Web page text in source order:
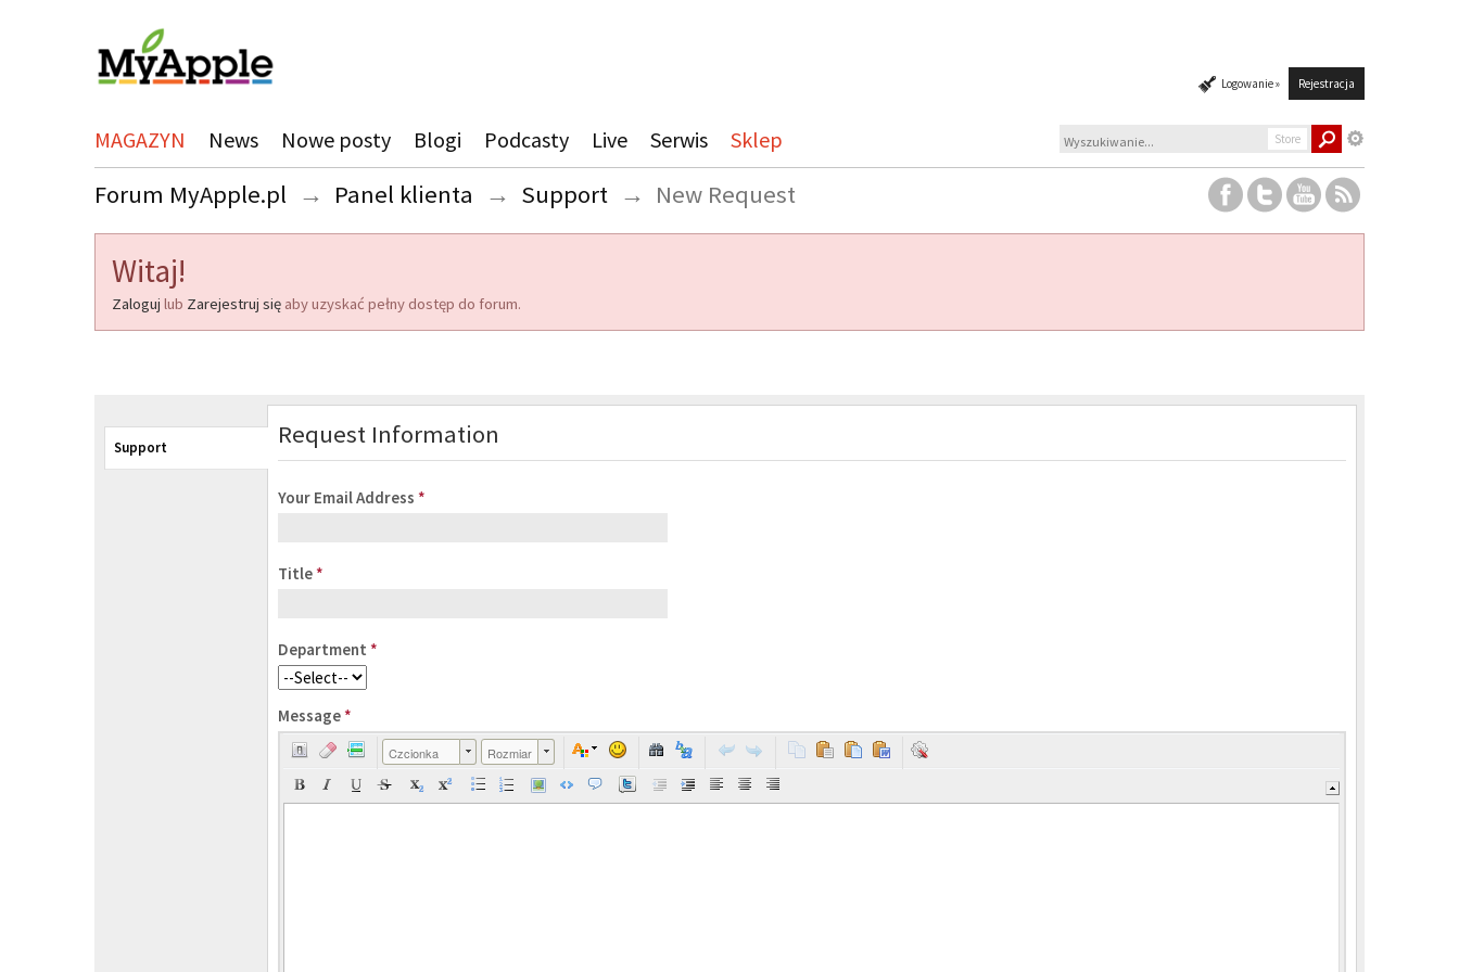
Logowanie » Rejestracja
MAGAZYN News Nowe posty Blogi Podcasty Live Serwis Sklep Store
Forum MyApple.pl → Panel klienta → Support → New Request
Witaj!
Zaloguj lub Zarejestruj się aby uzyskać pełny dostęp do forum.
Support Request Information
Your Email Address *
Title *
Department *
Message *
Czcionka Rozmiar